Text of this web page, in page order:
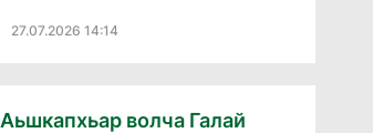
27.07.2026 14:14
Аьшкапхьар волча Галай